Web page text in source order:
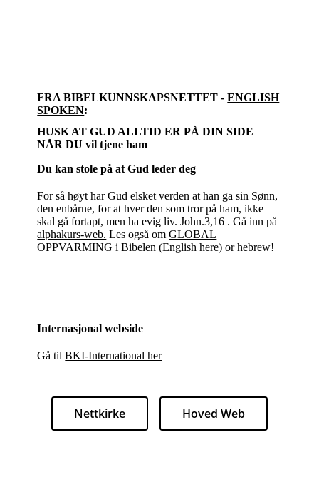
FRA BIBELKUNNSKAPSNETTET -ENGLISH
SPOKEN:
HUSK AT GUD ALLTID ER PÅ DIN SIDE
NÅR DU vil tjene ham
Du kan stole på at Gud leder deg
For så høyt har Gud elsket verden at han ga sin Sønn,
den enbårne, for at hver den som tror på ham, ikke
skal gå fortapt, men ha evig liv. John.3,16 . Gå inn på
alphakurs-web. Les også omGLOBAL
OPPVARMING i Bibelen (English here) orhebrew!
Internasjonal webside
Gå tilBKI-International her
Nettkirke Hoved Web